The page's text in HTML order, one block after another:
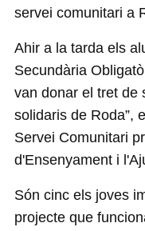
servei comunitari a
Ahir a la tarda els
Secundària
van donar el tret de
solidaris de Roda”,
Servei Comunitari
d'Ensenyament i
Són cinc els joves
projecte que